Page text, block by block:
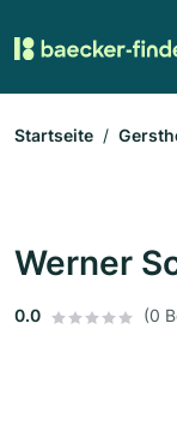
Startseite
Werner
0.0 (0